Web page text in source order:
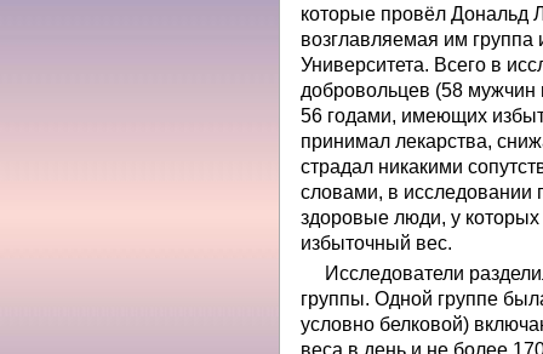
которые провёл Дональд
возглавляемая им группа
Университета. Всего в
добровольцев (58
56 годами, имеющих
принимал лекарства,
страдал никакими
словами, в исследовании
здоровые люди, у
избыточный вес.
Исследователи
группы. Одной группе
условно белковой)
веса в день и не более